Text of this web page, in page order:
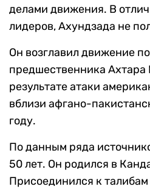
делами движения. В
лидеров, Ахундзада не
Он возглавил движение
предшественника Ахтара
результате атаки
вблизи афгано-
году.
По данным ряда
50 лет. Он родился в
Присоединился к